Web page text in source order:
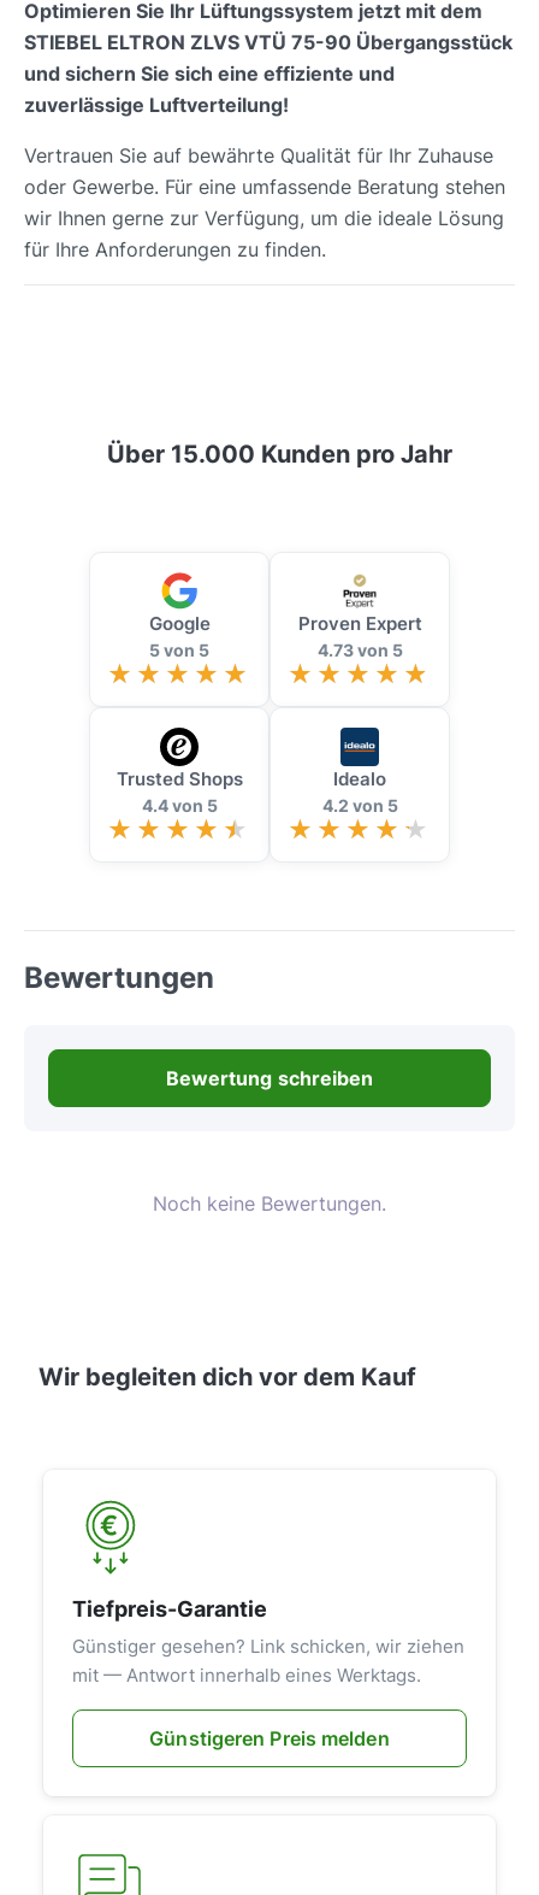
Optimieren Sie Ihr Lüftungssystem jetzt mit dem
STIEBEL ELTRON ZLVS VTÜ 75-90 Übergangsstück
und sichern Sie sich eine effiziente und
zuverlässige Luftverteilung!
Vertrauen Sie auf bewährte Qualität für Ihr Zuhause
oder Gewerbe. Für eine umfassende Beratung stehen
wir Ihnen gerne zur Verfügung, um die ideale Lösung
für Ihre Anforderungen zu finden.
Über 15.000 Kunden pro Jahr
Google
5 von 5
Proven Expert
4.73 von 5
Trusted Shops
4.4 von 5
Idealo
4.2 von 5
Bewertungen
Bewertung schreiben
Noch keine Bewertungen.
Wir begleiten dich vor dem Kauf
Tiefpreis-Garantie
Günstiger gesehen? Link schicken, wir ziehen
mit — Antwort innerhalb eines Werktags.
Günstigeren Preis melden